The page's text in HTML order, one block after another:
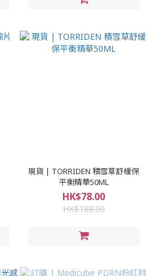
現貨 | TORRIDEN 積雪草舒緩保
平衡精華50ML
HK$78.00
HK$188.00